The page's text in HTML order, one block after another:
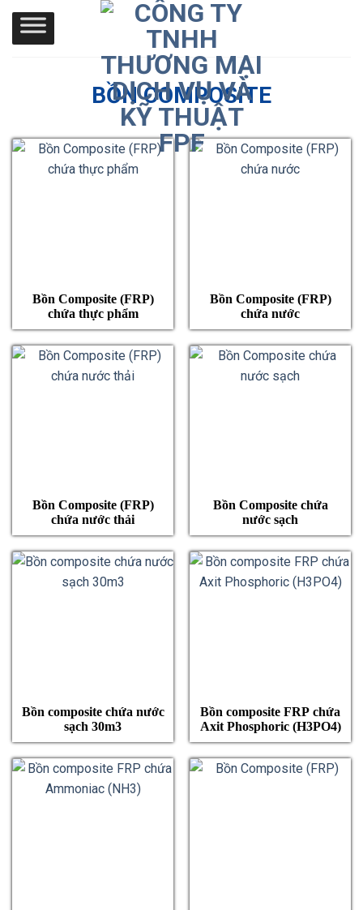
Skip
content
BỒN COMPOSITE
Bồn Composite (FRP)
chứa thực phẩm
Bồn Composite (FRP)
chứa nước
Bồn Composite (FRP)
chứa nước thải
Bồn Composite chứa
nước sạch
Bồn composite chứa nước
sạch 30m3
Bồn composite FRP chứa
Axit Phosphoric (H3PO4)